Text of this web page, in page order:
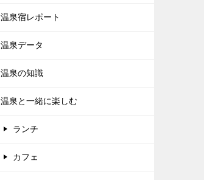
温泉宿レポート
温泉データ
温泉の知識
温泉と一緒に楽しむ
ランチ
カフェ